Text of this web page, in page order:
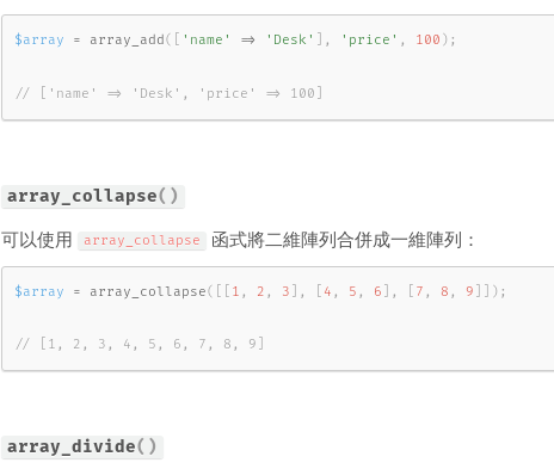
$array = array_add ( 'name' => 'Desk' , 'price' , 100 ) ;
// ['name' => 'Desk', 'price' => 100]
array_collapse( )
可以使用 array_collapse 函式將二維陣列合併成一維陣列：
$array = array_collapse( 1 , 2 , 3 , 4 , 5 , 6 , 7 , 8 , 9 ) ;
// [1, 2, 3, 4, 5, 6, 7, 8, 9]
array_divide( )